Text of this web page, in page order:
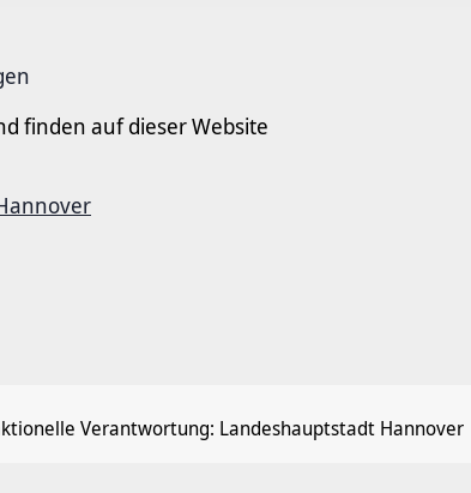
finden auf dieser Website
Verantwortung: Landeshauptstadt Hannover